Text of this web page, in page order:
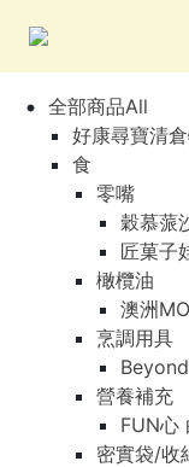
全部商品All
好康尋寶清
食
零嘴
穀慕蒎
匠菓子
橄欖油
澳洲
烹調用具
營養補充
FUN心
密實袋/收